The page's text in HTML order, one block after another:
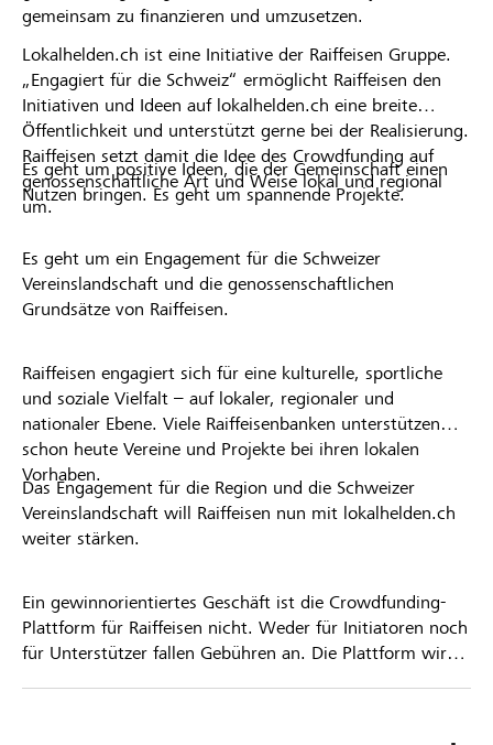
gemeinsam zu finanzieren und umzusetzen.
Lokalhelden.ch ist eine Initiative der Raiffeisen Gruppe.
„Engagiert für die Schweiz“ ermöglicht Raiffeisen den
Initiativen und Ideen auf lokalhelden.ch eine breite
Öffentlichkeit und unterstützt gerne bei der Realisierung.
Raiffeisen setzt damit die Idee des Crowdfunding auf
genossenschaftliche Art und Weise lokal und regional
um.
Es geht um positive Ideen, die der Gemeinschaft einen
Nutzen bringen. Es geht um spannende Projekte.
Es geht um ein Engagement für die Schweizer
Vereinslandschaft und die genossenschaftlichen
Grundsätze von Raiffeisen.
Raiffeisen engagiert sich für eine kulturelle, sportliche
und soziale Vielfalt – auf lokaler, regionaler und
nationaler Ebene. Viele Raiffeisenbanken unterstützen
schon heute Vereine und Projekte bei ihren lokalen
Vorhaben.
Das Engagement für die Region und die Schweizer
Vereinslandschaft will Raiffeisen nun mit lokalhelden.ch
weiter stärken.
Ein gewinnorientiertes Geschäft ist die Crowdfunding-
Plattform für Raiffeisen nicht. Weder für Initiatoren noch
für Unterstützer fallen Gebühren an. Die Plattform wird